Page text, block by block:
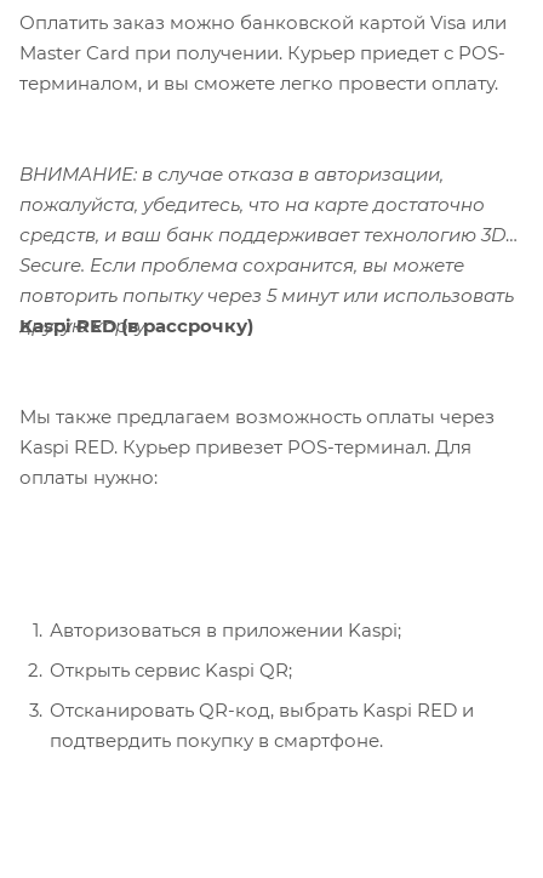
Оплатить заказ можно банковской картой Visa или
Master Card при получении. Курьер приедет с POS-
терминалом, и вы сможете легко провести оплату.
ВНИМАНИЕ: в случае отказа в авторизации,
пожалуйста, убедитесь, что на карте достаточно
средств, и ваш банк поддерживает технологию 3D-
Secure. Если проблема сохранится, вы можете
повторить попытку через 5 минут или использовать
другую карту.
Kaspi RED (в рассрочку)
Мы также предлагаем возможность оплаты через
Kaspi RED. Курьер привезет POS-терминал. Для
оплаты нужно:
Авторизоваться в приложении Kaspi;
Открыть сервис Kaspi QR;
Отсканировать QR-код, выбрать Kaspi RED и
подтвердить покупку в смартфоне.